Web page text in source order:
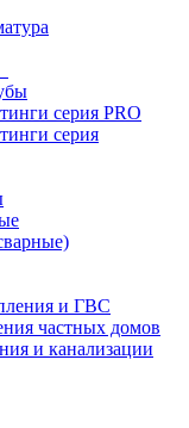
серия PRO
серия
и ГВС
частных домов
и канализации